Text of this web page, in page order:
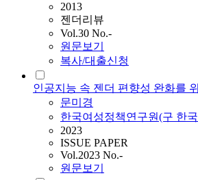
2013
젠더리뷰
Vol.30 No.-
원문보기
복사/대출신청
인공지능 속 젠더 편향성 완화를
문미경
한국여성정책연구원(구 한
2023
ISSUE PAPER
Vol.2023 No.-
원문보기